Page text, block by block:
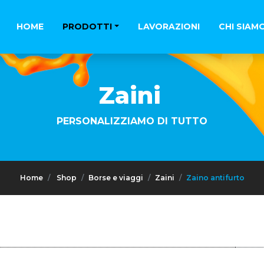
HOME PRODOTTI LAVORAZIONI CHI
Zaini
PERSONALIZZIAMO DI TUTTO
Home Shop Borse e viaggi Zaini Zaino antifurto